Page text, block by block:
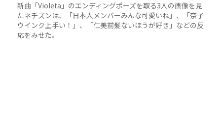
新曲「Violeta」のエンディングポーズを取る3人の画像を見
たネチズンは、「日本人メンバーみんな可愛いね」、「奈子
ウインク上手い！」、「仁美前髪ないほうが好き」などの反
応をみせた。